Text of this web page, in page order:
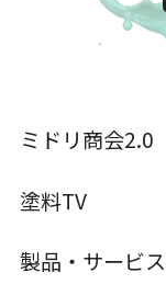
ミドリ商会2.0
塗料TV
製品・サービス